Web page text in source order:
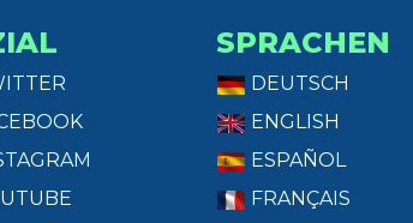
SPRACHEN
DEUTSCH
ENGLISH
ESPAÑOL
FRANÇAIS